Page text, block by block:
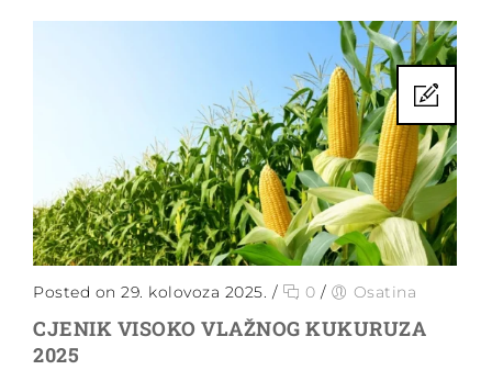
Posted on 29. kolovoza 2025. / 0 / Osatina
CJENIK VISOKO VLAŽNOG KUKURUZA
2025